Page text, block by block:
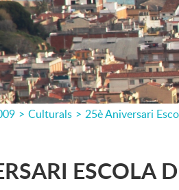
> Culturals > 25è Aniversari
ESCOLA